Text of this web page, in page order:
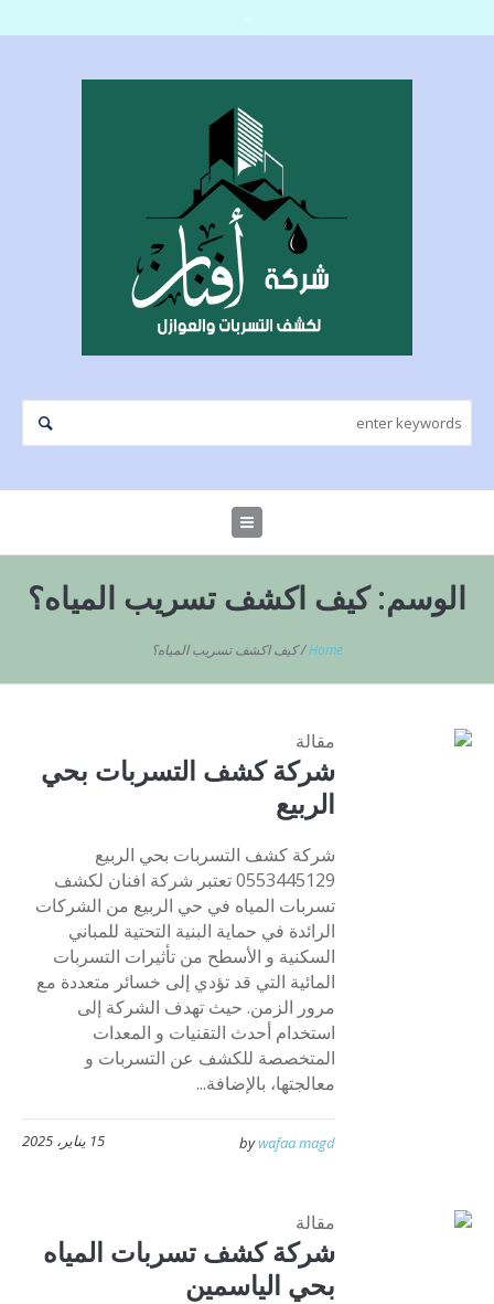
الوسم:كيف اكشف تسريب المياه؟
Home
/كيف اكشف تسريب المياه؟
مقالة
شركة كشف التسربات بحي
الربيع
شركة كشف التسربات بحي الربيع
0553445129 تعتبر شركة افنان لكشف
تسربات المياه في حي الربيع من الشركات
الرائدة في حماية البنية التحتية للمباني
السكنية و الأسطح من تأثيرات التسربات
المائية التي قد تؤدي إلى خسائر متعددة مع
مرور الزمن. حيث تهدف الشركة إلى
استخدام أحدث التقنيات و المعدات
المتخصصة للكشف عن التسربات و
معالجتها، بالإضافة...
15 يناير، 2025 bywafaa magd
مقالة
شركة كشف تسربات المياه
بحي الياسمين